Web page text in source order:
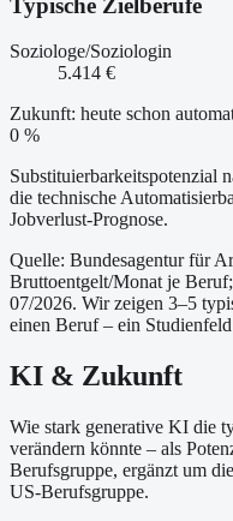
Soziologe/Soziologin
5.414 €
Zukunft: heute schon
0 %
Substituierbarkeitspotenzial
die technische
Jobverlust-Prognose.
Quelle: Bundesagentur für
Bruttoentgelt/Monat je Beruf
07/2026. Wir zeigen 3–5
einen Beruf – ein
KI & Zukunft
Wie stark generative KI die
verändern könnte – als
Berufsgruppe, ergänzt um
US-Berufsgruppe.